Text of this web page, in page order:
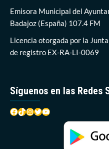
Emisora Municipal del
Badajoz (España) 107.4 FM
Licencia otorgada por la
de registro EX-RA-LI-0069
Síguenos en las Redes
Facebook
TikTok
Instagram
Twitter
YouTube